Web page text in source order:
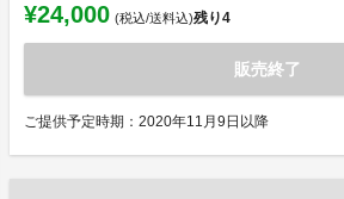
¥24,000 (税込/送料込)残り4
販売終了
ご提供予定時期：2020年11月9日以降